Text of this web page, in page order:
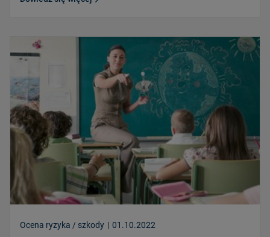
Ocena ryzyka / szkody | 01.10.2022